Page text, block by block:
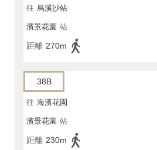
往 烏溪沙站
濱景花園 站
距離 270m
38B
往 海濱花園
濱景花園 站
距離 230m